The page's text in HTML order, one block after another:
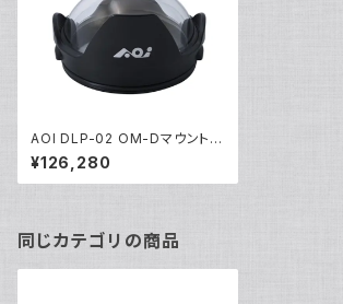
AOI DLP-02 OM-Dマウントア
クリルドームポート [21362]
¥126,280
同じカテゴリの商品